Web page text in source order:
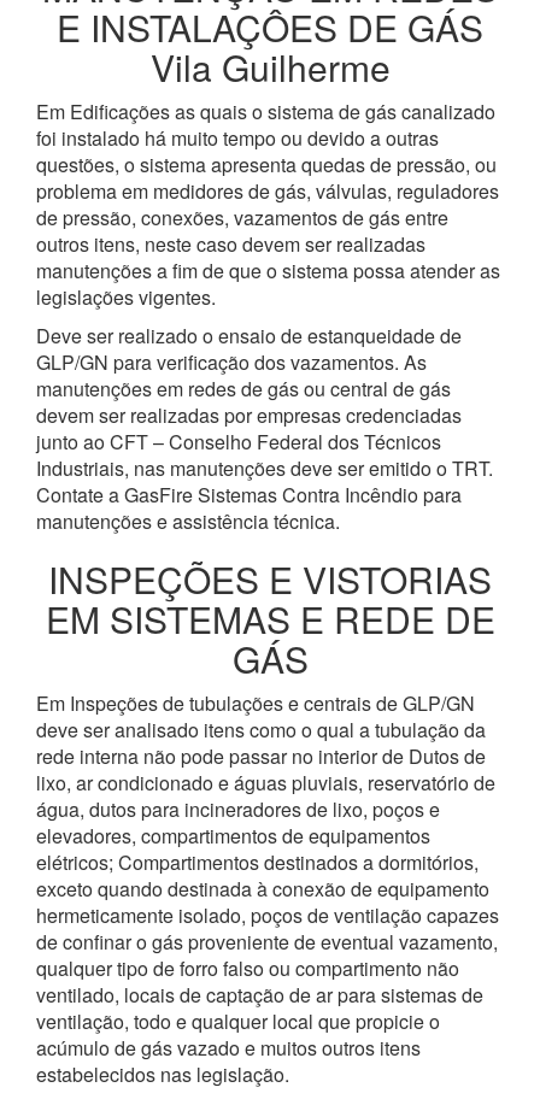
E INSTALAÇÔES DE GÁS
Vila Guilherme
Em Edificações as quais o sistema de gás canalizado
foi instalado há muito tempo ou devido a outras
questões, o sistema apresenta quedas de pressão, ou
problema em medidores de gás, válvulas, reguladores
de pressão, conexões, vazamentos de gás entre
outros itens, neste caso devem ser realizadas
manutenções a fim de que o sistema possa atender as
legislações vigentes.
Deve ser realizado o ensaio de estanqueidade de
GLP/GN para verificação dos vazamentos. As
manutenções em redes de gás ou central de gás
devem ser realizadas por empresas credenciadas
junto ao CFT – Conselho Federal dos Técnicos
Industriais, nas manutenções deve ser emitido o TRT.
Contate a GasFire Sistemas Contra Incêndio para
manutenções e assistência técnica.
INSPEÇÕES E VISTORIAS
EM SISTEMAS E REDE DE
GÁS
Em Inspeções de tubulações e centrais de GLP/GN
deve ser analisado itens como o qual a tubulação da
rede interna não pode passar no interior de Dutos de
lixo, ar condicionado e águas pluviais, reservatório de
água, dutos para incineradores de lixo, poços e
elevadores, compartimentos de equipamentos
elétricos; Compartimentos destinados a dormitórios,
exceto quando destinada à conexão de equipamento
hermeticamente isolado, poços de ventilação capazes
de confinar o gás proveniente de eventual vazamento,
qualquer tipo de forro falso ou compartimento não
ventilado, locais de captação de ar para sistemas de
ventilação, todo e qualquer local que propicie o
acúmulo de gás vazado e muitos outros itens
estabelecidos nas legislação.